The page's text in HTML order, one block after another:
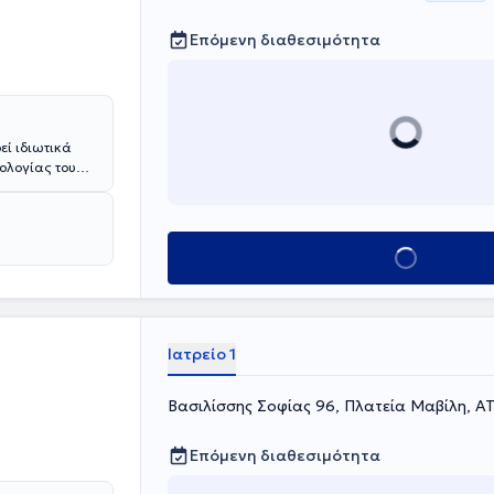
ιδιωτικά
του
εργαζόταν
ενδοδοντία
Επόμενη διαθεσιμότητα
Κλείσε ραντεβού
Ιατρείο 1
Βασιλίσσης Σοφίας 96, Πλατεία Μαβίλη,
Επόμενη διαθεσιμότητα